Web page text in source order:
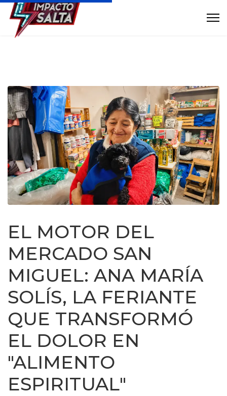
EL MOTOR DEL
MERCADO SAN
MIGUEL: ANA MARÍA
SOLÍS, LA FERIANTE
QUE TRANSFORMÓ
EL DOLOR EN
"ALIMENTO
ESPIRITUAL"